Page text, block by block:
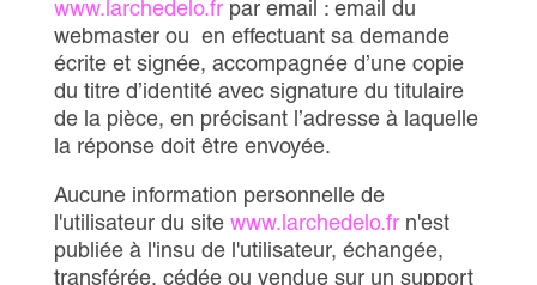
www.larchedelo.frpar email : email du
webmaster ou en effectuant sa demande
écrite et signée, accompagnée d’une copie
du titre d’identité avec signature du titulaire
de la pièce, en précisant l’adresse à laquelle
la réponse doit être envoyée.
Aucune information personnelle de
l'utilisateur du site www.larchedelo.frn'est
publiée à l'insu de l'utilisateur, échangée,
transférée, cédée ou vendue sur un support